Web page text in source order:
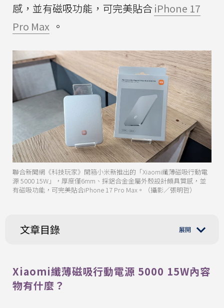
感，並有磁吸功能，可完美貼合 iPhone 17
Pro Max 。
聯合新聞網《科技玩家》開箱小米新推出的「Xiaomi纖薄磁吸行動電
源 5000 15W」，厚度僅6mm、採鋁合金金屬外殼設計頗具質感，並
有磁吸功能，可完美貼合iPhone 17 Pro Max。（攝影／張明哲）
文章目錄
Xiaomi纖薄磁吸行動電源 5000 15W內容
物有什麼？